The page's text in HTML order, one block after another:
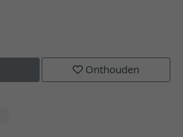
Onthouden